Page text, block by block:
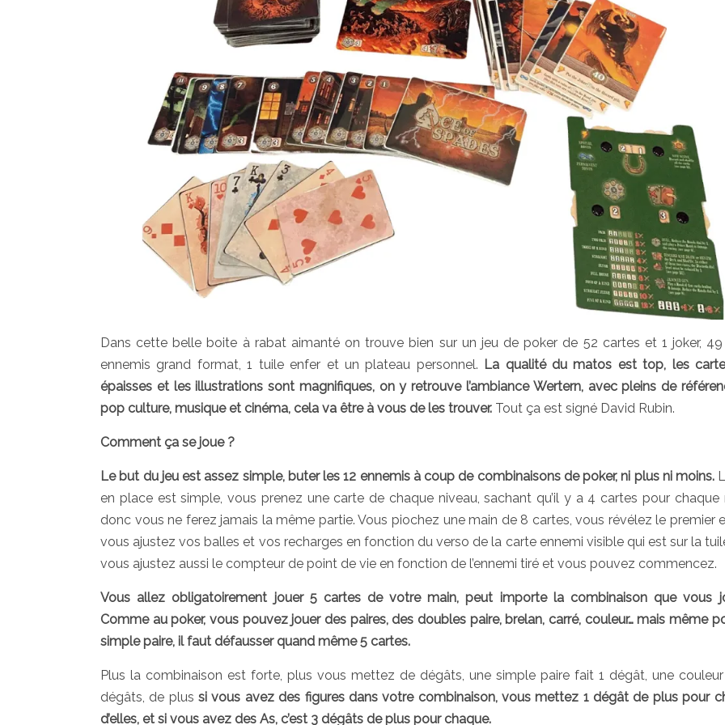
Dans cette belle boite à rabat aimanté on trouve bien sur un jeu de poker de 52 cartes et 1 joker,
ennemis grand format, 1 tuile enfer et un plateau personnel. La qualité du matos est top, les
épaisses et les illustrations sont magnifiques, on y retrouve l’ambiance Wertern, avec pleins de
pop culture, musique et cinéma, cela va être à vous de les trouver. Tout ça est signé David Rubin.
Comment ça se joue ?
Le but du jeu est assez simple, buter les 12 ennemis à coup de combinaisons de poker, ni plus ni moins.
en place est simple, vous prenez une carte de chaque niveau, sachant qu’il y a 4 cartes pour chaque
donc vous ne ferez jamais la même partie. Vous piochez une main de 8 cartes, vous révélez le premier
vous ajustez vos balles et vos recharges en fonction du verso de la carte ennemi visible qui est sur la
vous ajustez aussi le compteur de point de vie en fonction de l’ennemi tiré et vous pouvez commencez.
Vous allez obligatoirement jouer 5 cartes de votre main, peut importe la combinaison que vous
Comme au poker, vous pouvez jouer des paires, des doubles paire, brelan, carré, couleur… mais même
simple paire, il faut défausser quand même 5 cartes.
Plus la combinaison est forte, plus vous mettez de dégâts, une simple paire fait 1 dégât, une
dégâts, de plus si vous avez des figures dans votre combinaison, vous mettez 1 dégât de plus pour
d’elles, et si vous avez des As, c’est 3 dégâts de plus pour chaque.